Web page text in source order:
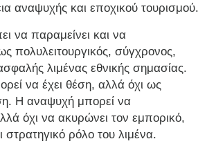
αναψυχής και εποχικού τουρισμού.
να παραμείνει και να
πολυλειτουργικός, σύγχρονος,
λιμένας εθνικής σημασίας.
να έχει θέση, αλλά όχι ως
Η αναψυχή μπορεί να
όχι να ακυρώνει τον εμπορικό,
στρατηγικό ρόλο του λιμένα.